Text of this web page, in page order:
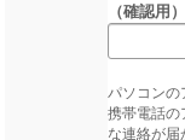
（確認用）
パソコンの
携帯電話の
な連絡が届